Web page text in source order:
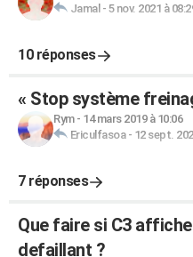
Jamal - 5 nov. 2021 à
10 réponses
« Stop système
Rym- 14 mars 2019 à 10:06
Ericulfasoa- 12 sept.
7 réponses
Que faire si C3
defaillant ?